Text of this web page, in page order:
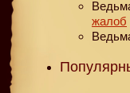
жалоб